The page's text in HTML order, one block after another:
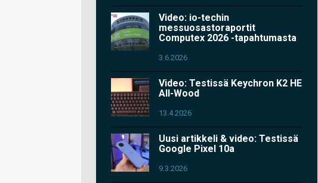
Video: io-techin
messuosastoraportit
Computex 2026 -tapahtumasta
3.6.2026
Video: Testissä Keychron K2 HE
All-Wood
13.4.2026
Uusi artikkeli & video: Testissä
Google Pixel 10a
9.3.2026